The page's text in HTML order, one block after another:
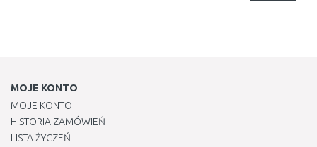
MOJE KONTO
MOJE KONTO
HISTORIA ZAMÓWIEŃ
LISTA ŻYCZEŃ